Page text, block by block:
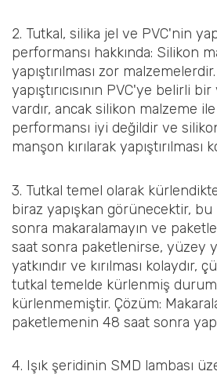
2. Tutkal, silika jel ve PVC'nin
performansı hakkında: Silikon
yapıştırılması zor
yapıştırıcısının PVC'ye belirli
vardır, ancak silikon malzeme ile
performansı iyi değildir ve
manşon kırılarak yapıştırılması
3. Tutkal temel olarak
biraz yapışkan görünecektir,
sonra makaralamayın ve
saat sonra paketlenirse, yüzey
yatkındır ve kırılması kolaydır,
tutkal temelde kürlenmiş
kürlenmemiştir. Çözüm:
paketlemenin 48 saat sonra
4. Işık şeridinin SMD lambası